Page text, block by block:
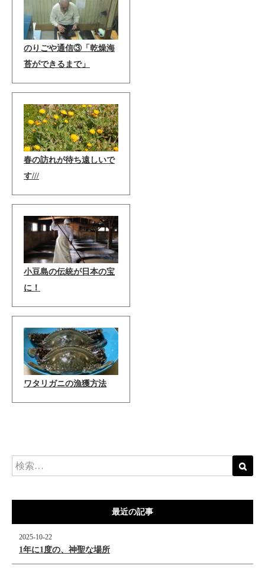
のりごや通信③「乾燥海
苔ができるまで」
春の訪れが待ち遠しいで
す///
小豆島の伝統が日本の宝
に！
ワタリガニの漁獲方法
最近の記事
2025-10-22
1年に1度の、神聖な場所